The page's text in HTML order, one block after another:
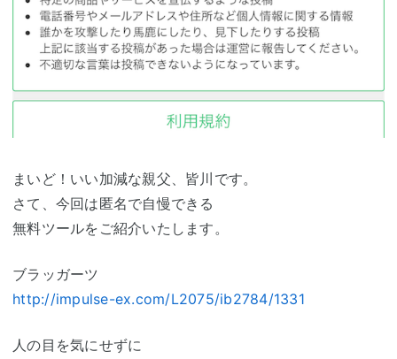
まいど！いい加減な親父、皆川です。
さて、今回は匿名で自慢できる
無料ツールをご紹介いたします。
ブラッガーツ
http://impulse-ex.com/L2075/ib2784/1331
人の目を気にせずに